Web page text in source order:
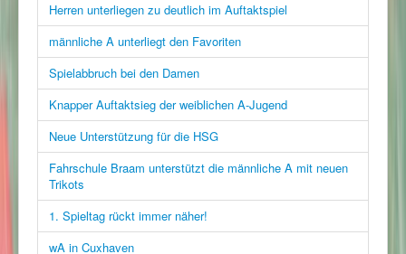
Herren unterliegen zu deutlich im Auftaktspiel
männliche A unterliegt den Favoriten
Spielabbruch bei den Damen
Knapper Auftaktsieg der weiblichen A-Jugend
Neue Unterstützung für die HSG
Fahrschule Braam unterstützt die männliche A mit neuen
Trikots
1. Spieltag rückt immer näher!
wA in Cuxhaven